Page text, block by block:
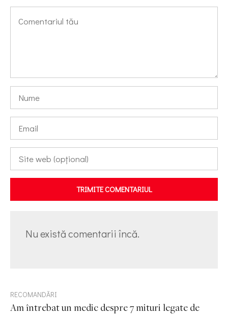
TRIMITE COMENTARIUL
Nu există comentarii încă.
RECOMANDĂRI
Am întrebat un medic despre 7 mituri legate de